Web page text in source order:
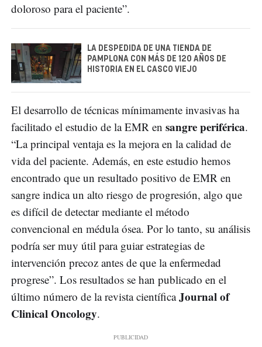
doloroso para el paciente”.
LA DESPEDIDA DE UNA TIENDA DE
PAMPLONA CON MÁS DE 120 AÑOS DE
HISTORIA EN EL CASCO VIEJO
El desarrollo de técnicas mínimamente invasivas ha
facilitado el estudio de la EMR en sangre periférica.
“La principal ventaja es la mejora en la calidad de
vida del paciente. Además, en este estudio hemos
encontrado que un resultado positivo de EMR en
sangre indica un alto riesgo de progresión, algo que
es difícil de detectar mediante el método
convencional en médula ósea. Por lo tanto, su análisis
podría ser muy útil para guiar estrategias de
intervención precoz antes de que la enfermedad
progrese”. Los resultados se han publicado en el
último número de la revista científicaJournal of
Clinical Oncology.